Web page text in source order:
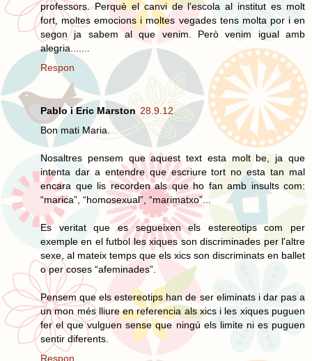
professors. Perquè el canvi de l'escola al institut es molt
fort, moltes emocions i moltes vegades tens molta por i en
segon ja sabem al que venim. Però venim igual amb
alegria.......
Respon
Pablo i Eric Marston 28.9.12
Bon mati Maria.
Nosaltres pensem que aquest text esta molt be, ja que
intenta dar a entendre que escriure tort no esta tan mal
encara que lis recorden als que ho fan amb insults com:
“marica”, “homosexual”, “marimatxo”...
Es veritat que es segueixen els estereotips com per
exemple en el futbol les xiques son discriminades per l'altre
sexe, al mateix temps que els xics son discriminats en ballet
o per coses “afeminades”.
Pensem que els estereotips han de ser eliminats i dar pas a
un mon més lliure en referencia als xics i les xiques puguen
fer el que vulguen sense que ningú els limite ni es puguen
sentir diferents.
Respon